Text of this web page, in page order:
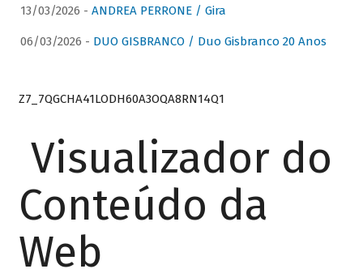
13/03/2026 - ANDREA PERRONE / Gira
06/03/2026 - DUO GISBRANCO / Duo Gisbranco 20 Anos
Z7_7QGCHA41LODH60A3OQA8RN14Q1
Visualizador do
Conteúdo da
Web